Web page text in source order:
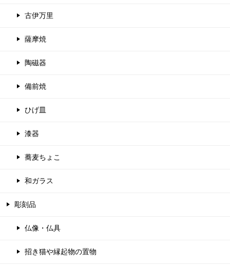
古伊万里
薩摩焼
陶磁器
備前焼
ひげ皿
漆器
蕎麦ちょこ
和ガラス
彫刻品
仏像・仏具
招き猫や縁起物の置物